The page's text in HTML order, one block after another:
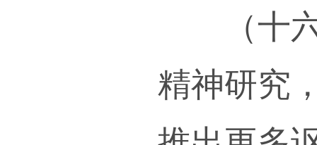
自主
学特